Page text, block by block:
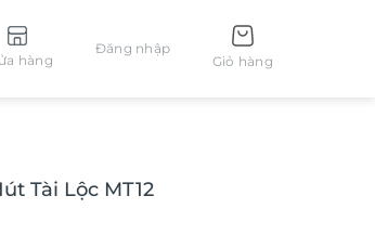
hàng
Đăng nhập
Giỏ hàng
Tài Lộc MT12